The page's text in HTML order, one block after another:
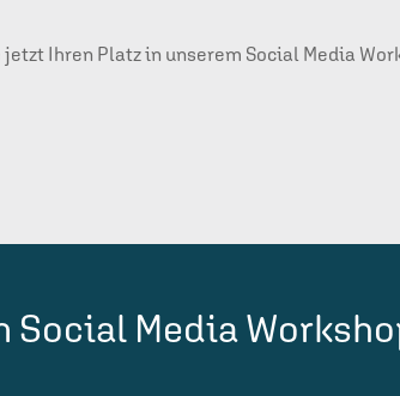
Ihren Platz in unserem Social Media
Social Media